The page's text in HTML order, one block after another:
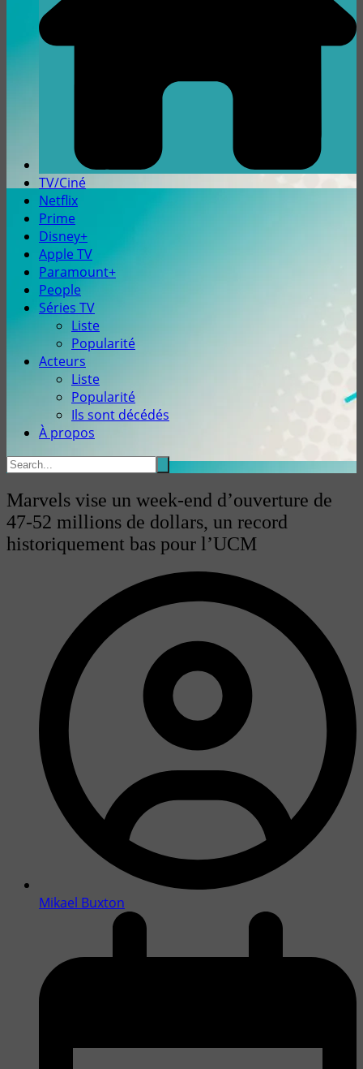
TV/Ciné
Netflix
Prime
Disney+
Apple TV
Paramount+
People
Séries TV
Liste
Popularité
Acteurs
Liste
Popularité
Ils sont décédés
À propos
Marvels vise un week-end d’ouverture de
47-52 millions de dollars, un record
historiquement bas pour l’UCM
Mikael Buxton